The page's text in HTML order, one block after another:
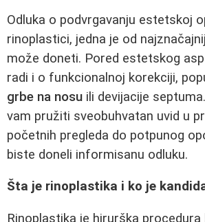
Odluka o podvrgavanju estetskoj
rinoplastici, jedna je od
može doneti. Pored estetskog
radi i o funkcionalnoj korekciji,
grbe na nosu ili devijacije
vam pružiti sveobuhvatan uvid u
početnih pregleda do potpunog
biste doneli informisanu odluku.
Šta je rinoplastika i ko je
Rinoplastika je hirurška